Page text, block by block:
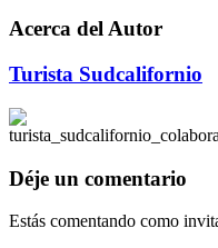
Acerca del Autor
Turista Sudcalifornio
Déje un comentario
Estás comentando como